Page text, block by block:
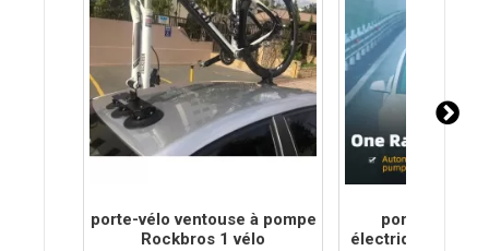
porte-vélo ventouse à pompe
Rockbros 1 vélo
porte-vélo
électrique